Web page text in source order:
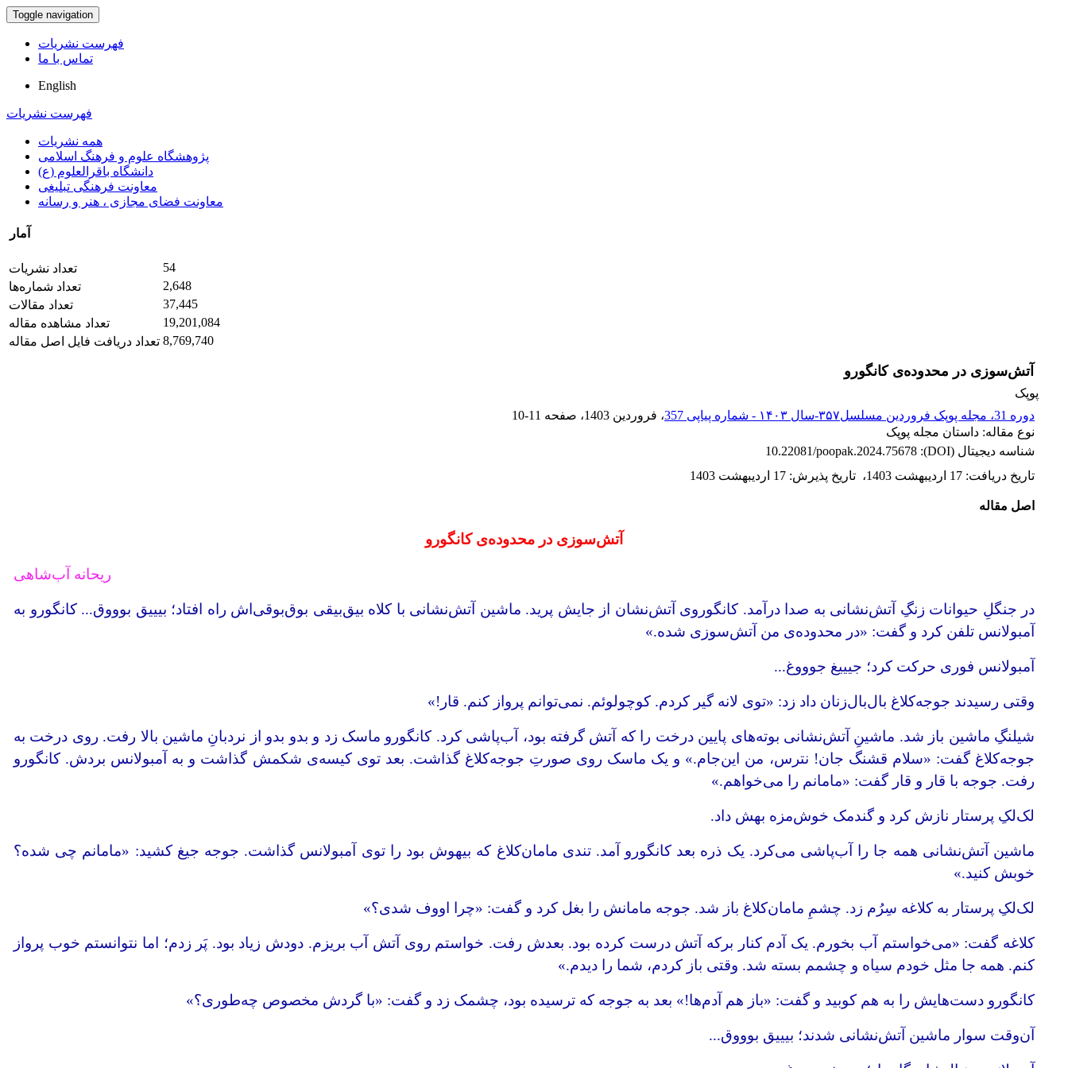
Toggle navigation
فهرست نشریات
تماس با ما
English
فهرست نشریات
همه نشریات
پژوهشگاه علوم و فرهنگ اسلامی
دانشگاه باقرالعلوم (ع)
معاونت فرهنگی تبلیغی
معاونت فضای مجازی ، هنر و رسانه
آمار
تعداد نشریات
54
تعداد شماره‌ها
2,648
تعداد مقالات
37,445
تعداد مشاهده مقاله
19,201,084
تعداد دریافت فایل اصل مقاله 8,769,740
آتش‌سوزی در محدوده‌ی کانگورو
پوپک
دوره 31، مجله پوپک فروردین مسلسل۳۵۷-سال ۱۴۰۳ - شماره پیاپی 357
، فروردین 1403 ، صفحه 10-11
نوع مقاله: داستان مجله پوپک
شناسه دیجیتال (DOI):
10.22081/poopak.2024.75678
تاریخ دریافت: 17 اردیبهشت 1403 ، تاریخ پذیرش: 17 اردیبهشت 1403
اصل مقاله
آتش‌سوزی در محدوده‌ی کانگورو
ریحانه آب‌شاهی
در جنگلِ حیوانات زنگِ آتش‌نشانی به صدا درآمد. کانگوروی آتش‌نشان از جایش پرید. ماشین آتش‌نشانی با کلاه بیق‌‌بیقی بوق‌‌بوقی‌ا‌ش راه افتاد؛ بیییق ‌بوووق... کانگورو به
آمبولانس تلفن کرد و گفت: «در محدوده‌ی من آتش‌سوزی شده.»
آمبولانس فوری حرکت کرد؛ جیییغ ‌جوووغ...
وقتی رسیدند جوجه‌کلاغ بال‌بال‌زنان داد زد: «توی لانه گیر کردم. کوچولوئم. نمی‌توانم پرواز کنم. قار!»
شیلنگِ ماشین باز شد. ماشینِ آتش‌نشانی بوته‌های پایین درخت را که آتش گرفته بود، آب‌پاشی کرد. کانگورو ماسک زد و بدو بدو از نردبانِ ماشین بالا رفت. روی درخت به
جوجه‌کلاغ گفت: «سلام قشنگ‌ جان! نترس، ‌من این‌جام.» و یک ماسک روی صورتِ جوجه‌کلاغ گذاشت. بعد توی کیسه‌ی‌ شکمش گذاشت و به آمبولانس بردش. کانگورو
رفت. جوجه با‌ قار و قار گفت: «مامانم را می‌خواهم.»
لک‌لکِ پرستار نازش کرد و گندمک خوش‌مزه بهش داد.
ماشین آتش‌نشانی همه ‌جا را آب‌پاشی می‌کرد. یک ذره بعد کانگورو آمد. تندی مامان‌کلاغ که بیهوش بود را توی آمبولانس گذاشت. جوجه جیغ کشید: «مامانم چی شده؟
خوبش کنید.»
لک‌لکِ پرستار به کلاغه سِرُم زد. چشمِ مامان‌کلاغ باز شد. جوجه مامانش را بغل کرد و گفت: «چرا اووف شدی؟»
کلاغه گفت: «می‌خواستم آب بخورم. یک آدم کنار برکه آتش درست کرده بود. بعدش رفت. خواستم روی آتش آب بریزم. دودش زیاد بود. پَر زدم؛ اما نتوانستم خوب پرواز
کنم. همه جا مثل خودم سیاه و چشمم بسته شد. وقتی باز کردم، شما را دیدم.»
کانگورو دست‌هایش را به هم کوبید و گفت: «باز هم آدم‌ها!» بعد به جوجه که ترسیده بود، چشمک زد و گفت: «با گردش مخصوص چه‌طوری؟»
آن‌وقت سوار ماشین آتش‌نشانی شدند؛ بیییق ‌بوووق...